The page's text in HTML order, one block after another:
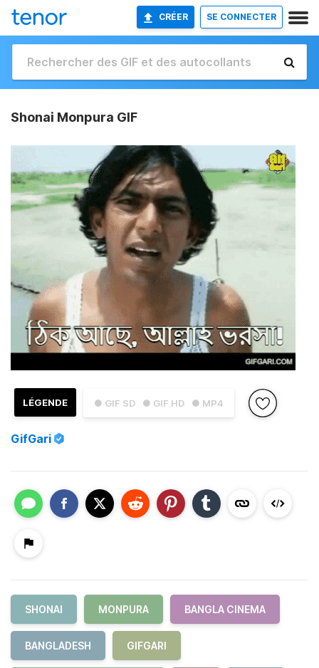
CRÉER SE CONNECTER
Shonai Monpura GIF
● GIF SD ● GIF HD ● MP4
LÉGENDE
GifGari
SHONAI MONPURA BANGLA CINEMA
BANGLADESH GIFGARI